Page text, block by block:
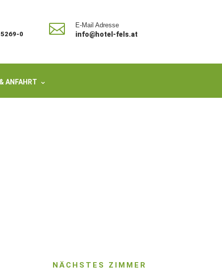
0
 E-Mail Adresse
info@hotel-fels.at
ANFAHRT
NÄCHSTES ZIMMER